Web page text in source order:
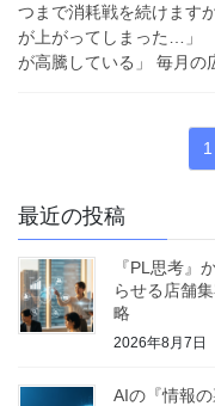
つまで消耗戦を続けます
が上がってしまった…」
が高騰している」 毎月
の
ペ
ー
ジ
り
固1
最近の投稿
『PL思考』
らせる店舗
略
2026年8月7日
AIの『情報